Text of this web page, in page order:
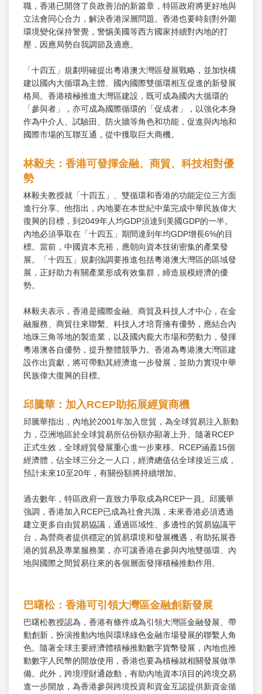
職，香港已開啓了良政善治的新篇章，特區政府將更好地與
立法會同心合力，解決香港深層問題。香港也要時刻對外圍
環境變化保持警覺，警惕美國等西方國家持續對內地的打
壓，因應局勢自我調節及適應。
「十四五」規劃明確提出粵港澳大灣區發展戰略，並加快構
建以國內大循環為主體、國內國際雙循環相互促進的新發展
格局。香港積極推進大灣區建設，既可成為國內大循環的
「參與者」，亦可成為國際循環的「促成者」，以強化本身
作為中介人、試驗田、防火牆等角色和功能，促進與內地和
國際市場的互聯互通，從中獲取巨大商機。
林毅夫：香港可發揮金融、商貿、科技相對優
勢
林毅夫教授就「十四五」、雙循環和香港的功能定位三方面
進行分享。他指出，內地要在本世紀中葉完成中華民族偉大
復興的目標，到2049年人均GDP須達到美國GDP的一半。
內地必須爭取在「十四五」期間達到年均GDP增長6%的目
標。當前，中國資本充裕，應朝向資本技術密集的產業發
展。「十四五」規劃強調要推進包括粵港澳大灣區的區域發
展，正好助力有關產業形成有效集群，締造規模經濟的優
勢。
林毅夫表示，香港是國際金融、商貿及科技人才中心，在金
融服務、商貿往來聯繫、科技人才培育擁有優勢，應結合內
地珠三角等地的製造業，以及國內龐大市場和勞動力，發揮
粵港澳各自優勢，提升整體競爭力。香港為粵港澳大灣區建
設作出貢獻，將可帶動其經濟進一步發展，並助力實現中華
民族偉大復興的目標。
邱騰華：加入RCEP助拓展經貿商機
邱騰華指出，內地於2001年加入世貿，為全球貿易注入新動
力，亞洲地區於全球貿易所佔份額亦顯著上升。隨著RCEP
正式生效，全球經貿發展重心進一步東移。RCEP涵蓋15個
經濟體，佔全球三分之一人口，經濟總值佔全球接近三成，
預計未來10至20年，有關份額將持續增加。
過去數年，特區政府一直致力爭取成為RCEP一員。邱騰華
強調，香港加入RCEP已成為社會共識，未來香港必須透過
建立更多自由貿易協議，通過區域性、多邊性的貿易協議平
台，為營商者提供穩定的貿易環境和發展機遇，有助拓展香
港的貿易及專業服務業，亦可讓香港在參與內地雙循環、內
地與國際之間貿易往來的各個層面發揮積極推動作用。
巴曙松：香港可引領大灣區金融創新發展
巴曙松教授認為，香港有條件成為引領大灣區金融發展、帶
動創新，扮演推動內地與環球綠色金融市場發展的聯繫人角
色。隨著全球主要經濟體積極推動數字貨幣發展，內地也推
動數字人民幣的開放使用，香港也要為積極就相關發展做準
備。此外，跨境理財通啟動，有助內地資本項目的跨境交易
進一步開放，為香港參與跨境投資和資金互認提供新資金循